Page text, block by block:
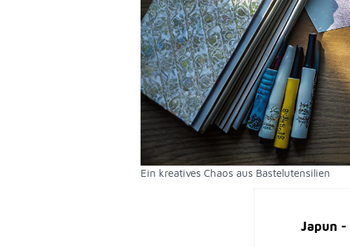
Ein kreatives Chaos aus Bastelutensilien
Japun -